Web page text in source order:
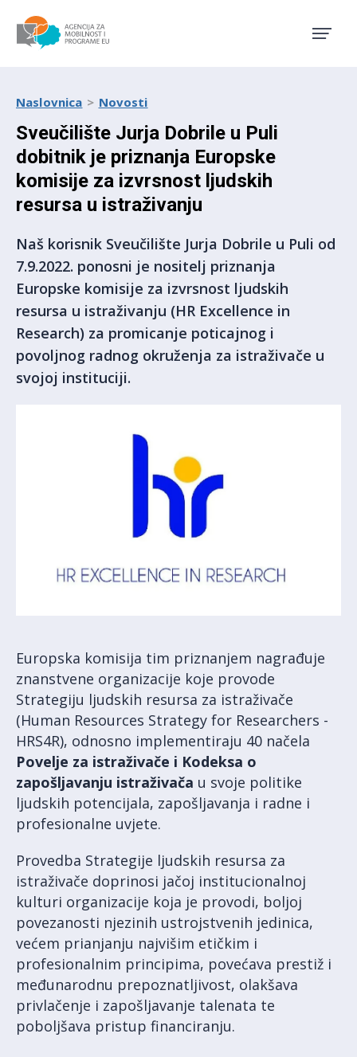
Naslovnica Novosti
Sveučilište Jurja Dobrile u Puli
dobitnik je priznanja Europske
komisije za izvrsnost ljudskih
resursa u istraživanju
Naš korisnik Sveučilište Jurja Dobrile u Puli od
7.9.2022. ponosni je nositelj priznanja
Europske komisije za izvrsnost ljudskih
resursa u istraživanju (HR Excellence in
Research) za promicanje poticajnog i
povoljnog radnog okruženja za istraživače u
svojoj instituciji.
Europska komisija tim priznanjem nagrađuje
znanstvene organizacije koje provode
Strategiju ljudskih resursa za istraživače
(Human Resources Strategy for Researchers -
HRS4R), odnosno implementiraju 40 načela
Povelje za istraživače i Kodeksa o
zapošljavanju istraživača u svoje politike
ljudskih potencijala, zapošljavanja i radne i
profesionalne uvjete.
Provedba Strategije ljudskih resursa za
istraživače doprinosi jačoj institucionalnoj
kulturi organizacije koja je provodi, boljoj
povezanosti njezinih ustrojstvenih jedinica,
većem prianjanju najvišim etičkim i
profesionalnim principima, povećava prestiž i
međunarodnu prepoznatljivost, olakšava
privlačenje i zapošljavanje talenata te
poboljšava pristup financiranju.